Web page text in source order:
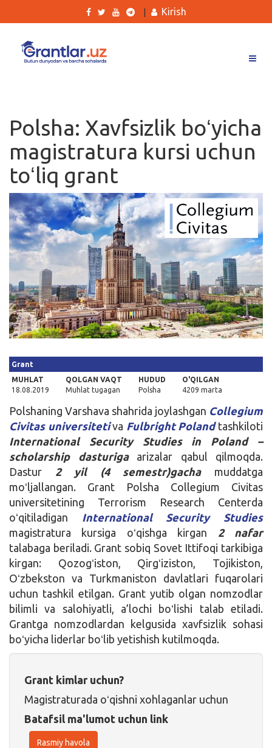
Ishlar
Kurslar
Blog
Yana
Qidirish
Kirish
Kirish
Polsha: Xavfsizlik boʻyicha
magistratura kursi uchun
toʻliq grant
Grant
MUHLAT
18.08.2019
QOLGAN VAQT
Muhlat tugagan
HUDUD
Polsha
O'QILGAN
4209 marta
Polshaning Varshava shahrida joylashgan Collegium
Civitas universitetiva Fulbright Polandtashkiloti
International Security Studies in Poland –
scholarship dasturigaarizalar qabul qilmoqda.
Dastur 2 yil (4 semestr)gachamuddatga
moʻljallangan. Grant Polsha Collegium Civitas
universitetining Terrorism Research Centerda
oʻqitiladigan
International Security Studies
magistratura kursiga oʻqishga kirgan 2 nafar
talabaga beriladi. Grant sobiq Sovet Ittifoqi tarkibiga
kirgan: Qozogʻiston, Qirgʻiziston, Tojikiston,
Oʻzbekston va Turkmaniston davlatlari fuqarolari
uchun tashkil etilgan. Grant yutib olgan nomzodlar
bilimli va salohiyatli, a’lochi boʻlishi talab etiladi.
Grantga nomzodlardan kelgusida xavfsizlik sohasi
boʻyicha liderlar boʻlib yetishish kutilmoqda.
Grant kimlar uchun?
Magistraturada oʻqishni xohlaganlar uchun
Batafsil ma'lumot uchun link
Rasmiy havola